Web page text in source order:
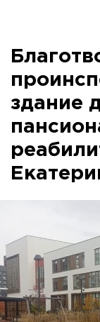
здание